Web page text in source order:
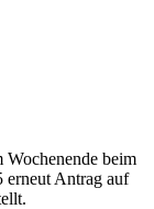
beim
erneut Antrag auf